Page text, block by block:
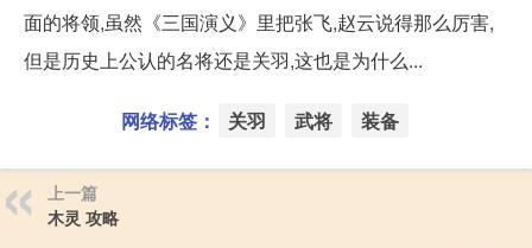
面的将领,虽然《三国演义》里把张飞,赵云说得那么厉害,
但是历史上公认的名将还是关羽,这也是为什么...
网络标签： 关羽 武将 装备
上一篇
木灵 攻略